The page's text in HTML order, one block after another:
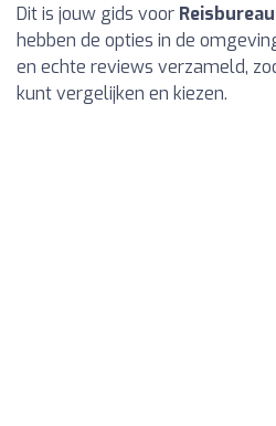
Dit is jouw gids voor
hebben de opties in de
en echte reviews verzameld,
kunt vergelijken en kiezen.